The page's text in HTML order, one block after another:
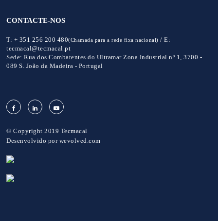
CONTACTE-NOS
T: + 351 256 200 480(Chamada para a rede fixa nacional) /E:
tecmacal@tecmacal.pt
Sede: Rua dos Combatentes do Ultramar Zona Industrial nº 1, 3700 -
089 S. João da Madeira - Portugal
© Copyright 2019 Tecmacal
Desenvolvido por wevolved.com